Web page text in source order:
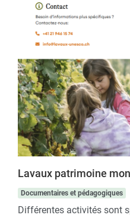
Lavaux patrimoine
Documentaires et pédagogiques
Différentes activités sont